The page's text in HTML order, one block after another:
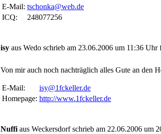
E-Mail: tschonka@web.de
ICQ:
248077256
isy aus Wedo schrieb am 23.06.2006 um 11:36 Uhr
Von mir auch noch nachträglich alles Gute an den
E-Mail:
isy@1fckeller.de
Homepage: http://www.1fckeller.de
Nuffiaus Weckersdorf schrieb am 22.06.2006 um